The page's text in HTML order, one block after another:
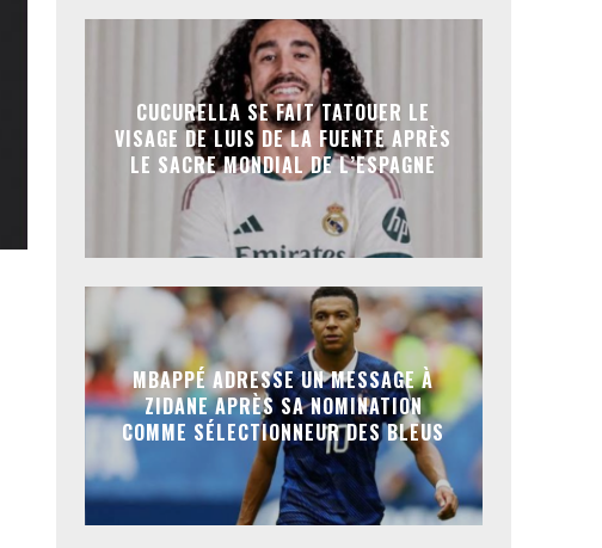
CUCURELLA SE FAIT TATOUER LE
VISAGE DE LUIS DE LA FUENTE APRÈS
LE SACRE MONDIAL DE L’ESPAGNE
MBAPPÉ ADRESSE UN MESSAGE À
ZIDANE APRÈS SA NOMINATION
COMME SÉLECTIONNEUR DES BLEUS